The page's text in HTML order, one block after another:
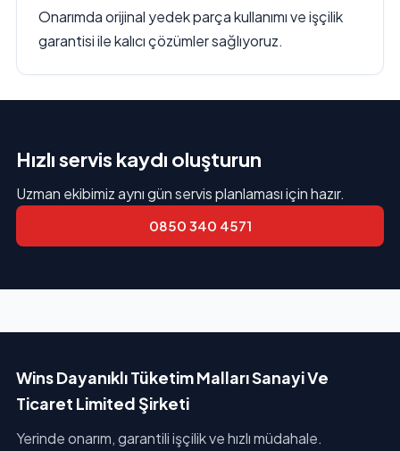
Onarımda orijinal yedek parça kullanımı ve işçilik
garantisi ile kalıcı çözümler sağlıyoruz.
Hızlı servis kaydı oluşturun
Uzman ekibimiz aynı gün servis planlaması için hazır.
0850 340 4571
Wins Dayanıklı Tüketim Malları Sanayi Ve
Ticaret Limited Şirketi
Yerinde onarım, garantili işçilik ve hızlı müdahale.